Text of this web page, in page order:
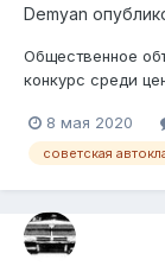
Demyan
Общественное
конкурс среди
сами участники
средство
8 мая 2020
советская